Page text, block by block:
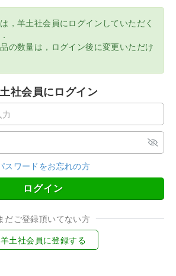
，羊土社会員にログインしていただく
の数量は，ログイン後に変更いただけ
社会員にログイン
スワードをお忘れの方
ログイン
だご登録頂いてない方
羊土社会員に登録する